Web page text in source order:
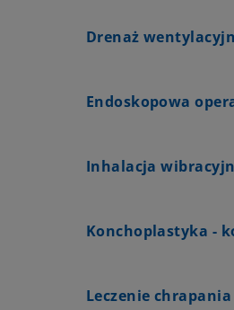
Drenaż
Endoskopowa
Inhalacja
Konchoplastyka -
Leczenie chrapania